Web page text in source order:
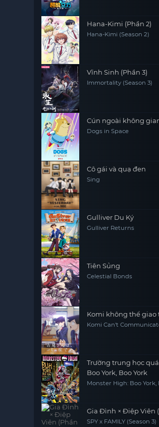
Hana-Kimi (Phần 2)
Hana-Kimi (Season 2)
Vĩnh Sinh (Phần 3)
Immortality (Season 3)
Cún ngoài không
Dogs in Space
Cô gái và quạ đen
Sing
Gulliver Du Ký
Gulliver Returns
Tiên Sủng
Celestial Bonds
Komi không thể giao
Komi Can't
Trường trung học
Boo York, Boo York
Monster High: Boo York,
Gia Đình × Điệp Viên
SPY x FAMILY (Season 3)